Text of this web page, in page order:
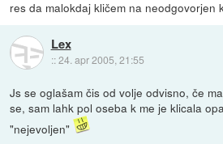
res da malokdaj kličem na neodgovorjen
Lex
::24. apr 2005, 21:55
Js se oglašam čis od volje odvisno, če
se, sam lahk pol oseba k me je klicala
"nejevoljen"